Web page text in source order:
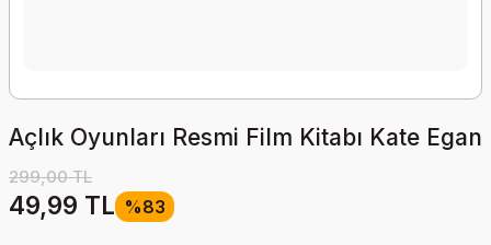
Açlık Oyunları Resmi Film Kitabı Kate Egan
299,00 TL
49,99 TL %83